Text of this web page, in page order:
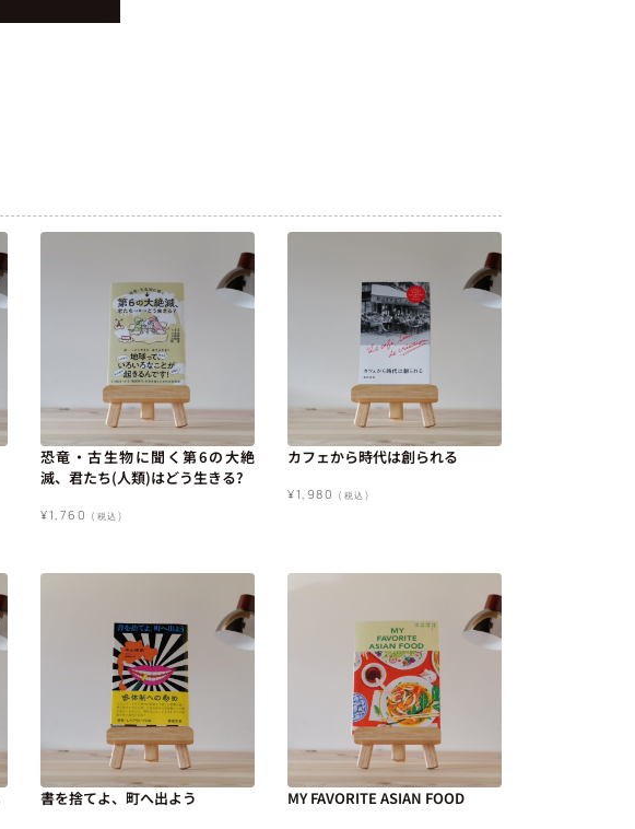
恐竜・古生物に聞く第6の大絶
滅、君たち(人類)はどう生きる?
¥1,760 (税込)
カフェから時代は創られる
¥1,980 (税込)
書を捨てよ、町へ出よう MY FAVORITE ASIAN FOOD